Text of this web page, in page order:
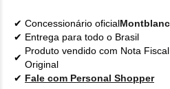
Concessionário oficialMontblanc
Entrega para todo o Brasil
Produto vendido com Nota
Original
Fale com Personal Shopper